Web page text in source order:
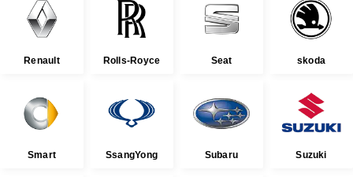
Renault Rolls-Royce Seat skoda
Smart SsangYong Subaru Suzuki